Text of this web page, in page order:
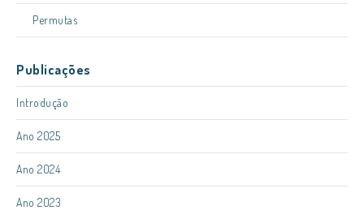
Permutas
Publicações
Introdução
Ano 2025
Ano 2024
Ano 2023